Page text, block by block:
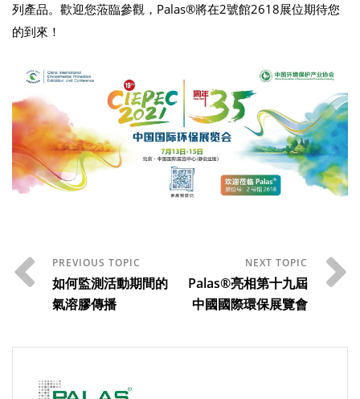
列產品。歡迎您蒞臨參觀，Palas®將在2號館2618展位期待您
的到來！
如何監測活動期間的
氣溶膠傳播
Palas®亮相第十九屆
中國國際環保展覽會